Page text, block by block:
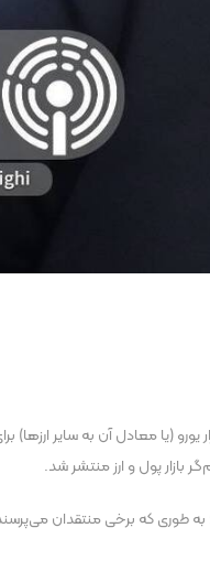
(یا معادل آن به سایر
که برخی منتقدان می‌پرسند